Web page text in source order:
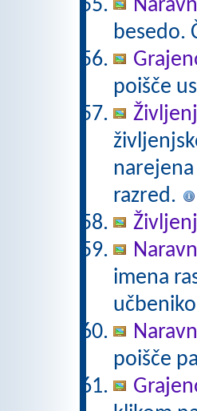
besedo.
poišče
razred.
imena
poišče